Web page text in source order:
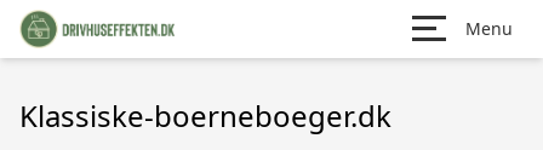
Menu
Klassiske-boerneboeger.dk